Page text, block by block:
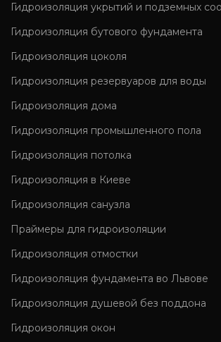
Гидроизоляция укрытий и подземных
Гидроизоляция бутового фундамента
Гидроизоляция цоколя
Гидроизоляция резервуаров для воды
Гидроизоляция дома
Гидроизоляция промышленного пола
Гидроизоляция потолка
Гидроизоляция в Киеве
Гидроизоляция санузла
Праймеры для гидроизоляции
Гидроизоляция отмостки
Гидроизоляция фундамента во Львове
Гидроизоляция душевой без поддона
Гидроизоляция окон